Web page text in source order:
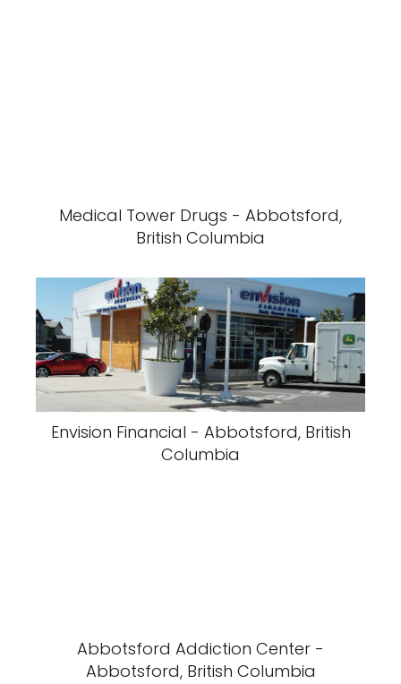
Medical Tower Drugs - Abbotsford,
British Columbia
Envision Financial - Abbotsford, British
Columbia
Abbotsford Addiction Center -
Abbotsford, British Columbia